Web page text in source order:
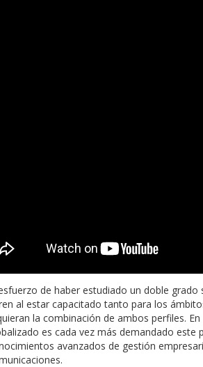
de haber estudiado un doble
al estar capacitado tanto para los
la combinación de ambos perfiles.
es cada vez más demandado
avanzados de gestión